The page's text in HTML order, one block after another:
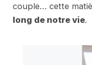
couple… cette
long de notre vie.